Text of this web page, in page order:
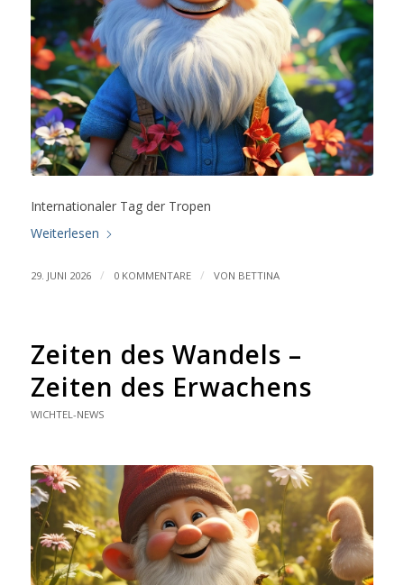
Internationaler Tag der Tropen
Weiterlesen
29. JUNI 2026 / 0 KOMMENTARE / VON BETTINA
Zeiten des Wandels –
Zeiten des Erwachens
WICHTEL-NEWS